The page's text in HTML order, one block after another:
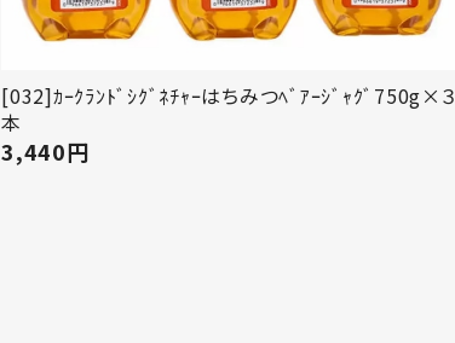
[032]ｶｰｸﾗﾝﾄﾞｼｸﾞﾈﾁｬｰはちみつﾍﾞｱｰｼﾞｬｸﾞ750g×３
本
3,440円